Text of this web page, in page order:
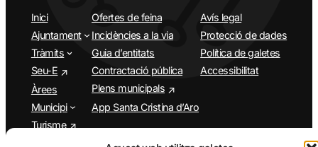
Inici
Ajuntament
Tràmits
Seu-E
Àrees
Municipi
Turisme
Ofertes de feina
Incidències a la via
Guia d’entitats
Contractació pública
Plens municipals
App Santa Cristina d’Aro
Avís legal
Protecció de dades
Política de galetes
Accessibilitat